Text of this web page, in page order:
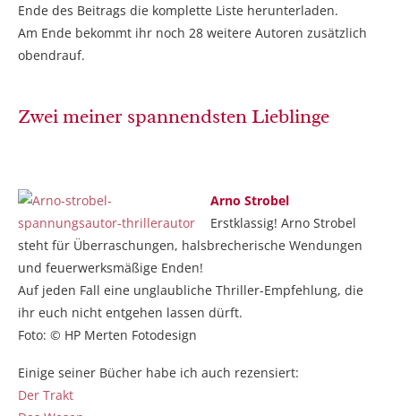
Ende des Beitrags die komplette Liste herunterladen.
Am Ende bekommt ihr noch 28 weitere Autoren zusätzlich
obendrauf.
Zwei meiner spannendsten Lieblinge
Arno Strobel
Erstklassig! Arno Strobel
steht für Überraschungen, halsbrecherische Wendungen
und feuerwerksmäßige Enden!
Auf jeden Fall eine unglaubliche Thriller-Empfehlung, die
ihr euch nicht entgehen lassen dürft.
Foto: © HP Merten Fotodesign
Einige seiner Bücher habe ich auch rezensiert:
Der Trakt